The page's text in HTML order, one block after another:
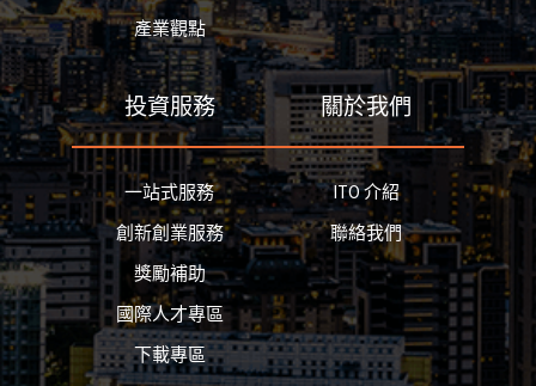
產業觀點
投資服務
一站式服務
創新創業服務
獎勵補助
國際人才專區
下載專區
關於我們
ITO 介紹
聯絡我們